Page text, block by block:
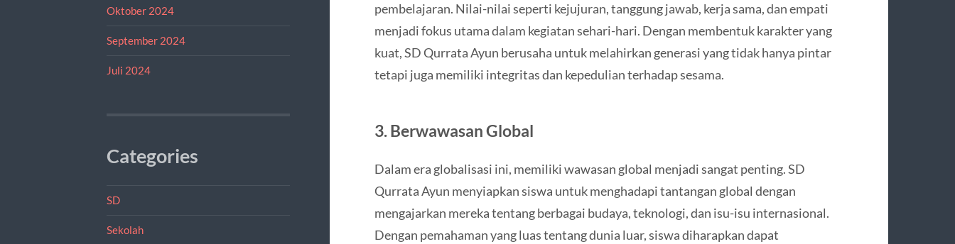
Oktober 2024
September 2024
Juli 2024
Categories
SD
Sekolah
pembelajaran. Nilai-nilai seperti kejujuran, tanggung jawab, kerja sama, dan empati
menjadi fokus utama dalam kegiatan sehari-hari. Dengan membentuk karakter yang
kuat, SD Qurrata Ayun berusaha untuk melahirkan generasi yang tidak hanya pintar
tetapi juga memiliki integritas dan kepedulian terhadap sesama.
3. Berwawasan Global
Dalam era globalisasi ini, memiliki wawasan global menjadi sangat penting. SD
Qurrata Ayun menyiapkan siswa untuk menghadapi tantangan global dengan
mengajarkan mereka tentang berbagai budaya, teknologi, dan isu-isu internasional.
Dengan pemahaman yang luas tentang dunia luar, siswa diharapkan dapat